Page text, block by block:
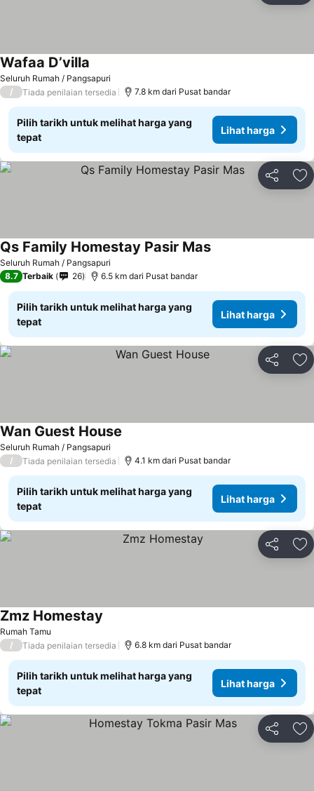
Seluruh Rumah / Pangsapuri
Wafaa D’villa
/ Tiada penilaian tersedia 7.8 km dari Pusat bandar
Pilih tarikh untuk melihat harga yang
tepat
Lihat harga
Kongsi
Seluruh Rumah / Pangsapuri
Qs Family Homestay Pasir Mas
8.7 Terbaik 26 6.5 km dari Pusat bandar
Pilih tarikh untuk melihat harga yang
tepat
Lihat harga
Kongsi
Seluruh Rumah / Pangsapuri
Wan Guest House
/ Tiada penilaian tersedia 4.1 km dari Pusat bandar
Pilih tarikh untuk melihat harga yang
tepat
Lihat harga
Kongsi
Rumah Tamu
Zmz Homestay
/ Tiada penilaian tersedia 6.8 km dari Pusat bandar
Pilih tarikh untuk melihat harga yang
tepat
Lihat harga
Kongsi